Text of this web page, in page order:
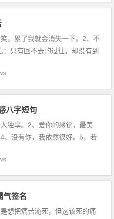
，累了我就会消失一下。2、不
只有回不去的过往，却没有到
后，不问缘由。5、有些人不会
，因为不值得。6、爹妈养你们
八字短句
独享。2、爱你的感觉，最美
、没有你，我依然很好。5、若
。9、予你痴情，赠我伤痛。
我爱你，关你什么事
气签名
想把痛苦淹死，但这该死的痛